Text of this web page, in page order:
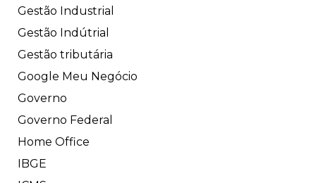
Gestão Industrial
Gestão Indútrial
Gestão tributária
Google Meu Negócio
Governo
Governo Federal
Home Office
IBGE